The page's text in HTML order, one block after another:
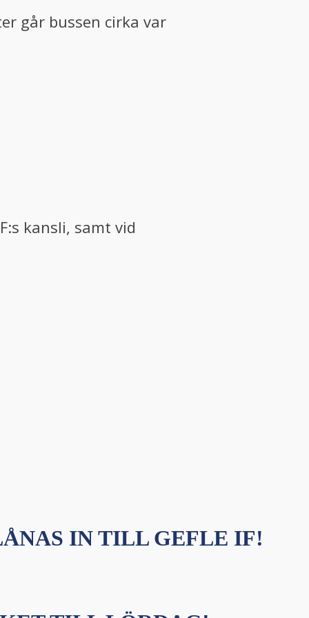
går bussen cirka var
kansli, samt vid
IN TILL GEFLE IF!